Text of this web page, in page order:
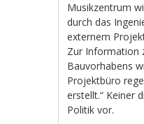
Musikzentrum
durch das
externem
Zur Information
Bauvorhabens
Projektbüro
erstellt.“ Keiner
Politik vor.